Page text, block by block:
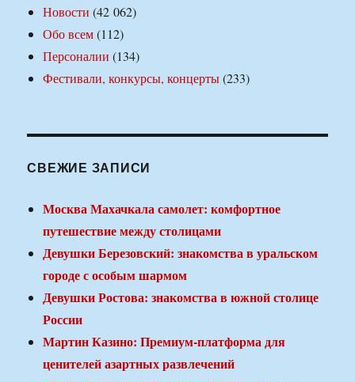
Новости (42 062)
Обо всем(112)
Персоналии (134)
Фестивали, конкурсы, концерты(233)
СВЕЖИЕ ЗАПИСИ
Москва Махачкала самолет: комфортное
путешествие между столицами
Девушки Березовский: знакомства в уральском
городе с особым шармом
Девушки Ростова: знакомства в южной столице
России
Мартин Казино: Премиум-платформа для
ценителей азартных развлечений